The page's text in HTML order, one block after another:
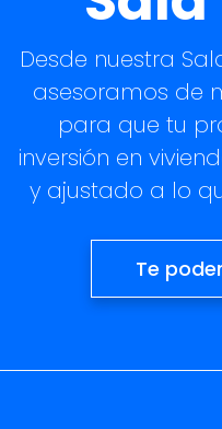
Desde nuestra
asesoramos de
para que tu
inversión en
y ajustado a lo
Te